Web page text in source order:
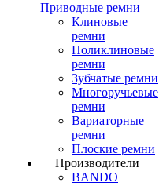
Приводные ремни
Клиновые
ремни
Поликлиновые
ремни
Зубчатые ремни
Многоручьевые
ремни
Вариаторные
ремни
Плоские ремни
Производители
BANDO